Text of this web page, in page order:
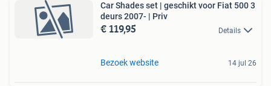
Car Shades set | geschikt voor Fiat 500 3
deurs 2007- | Priv
€ 119,95 Details
Bezoek website 14 jul 26